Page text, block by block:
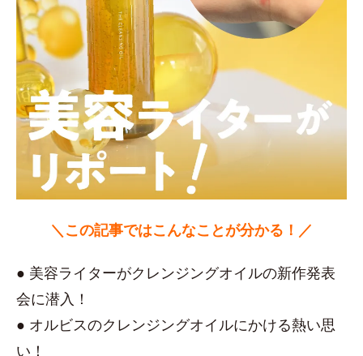
＼この記事ではこんなことが分かる！／
● 美容ライターがクレンジングオイルの新作発表
会に潜入！
● オルビスのクレンジングオイルにかける熱い思
い！